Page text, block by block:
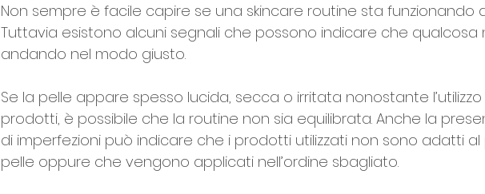
Non sempre è facile capire se una skincare routine sta funzionando
Tuttavia esistono alcuni segnali che possono indicare che qualcosa
andando nel modo giusto.
Se la pelle appare spesso lucida, secca o irritata nonostante
prodotti, è possibile che la routine non sia equilibrata. Anche la
di imperfezioni può indicare che i prodotti utilizzati non sono adatti
pelle oppure che vengono applicati nell’ordine sbagliato.